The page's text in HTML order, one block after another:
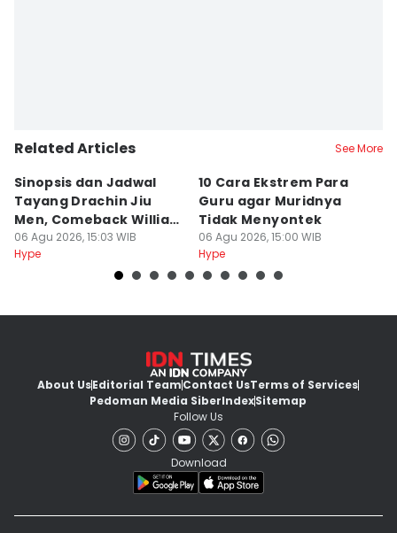
Related Articles See More
Sinopsis dan Jadwal
Tayang Drachin Jiu
Men, Comeback William
Chan
06 Agu 2026, 15:03 WIB
Hype
10 Cara Ekstrem Para
Guru agar Muridnya
Tidak Menyontek
06 Agu 2026, 15:00 WIB
Hype
About UsEditorial TeamContact UsTerms of Services
Pedoman Media SiberIndexSitemap
Follow Us
Download